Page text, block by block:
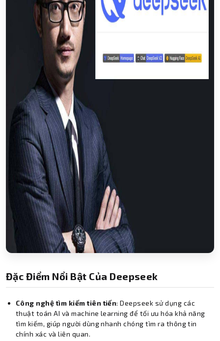
Đặc Điểm Nổi Bật Của Deepseek
Công nghệ tìm kiếm tiên tiến: Deepseek sử dụng các
thuật toán AI và machine learning để tối ưu hóa khả năng
tìm kiếm, giúp người dùng nhanh chóng tìm ra thông tin
chính xác và liên quan.